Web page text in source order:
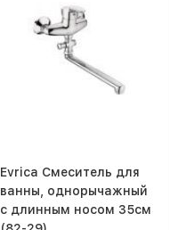
Evrica Смеситель для
ванны, однорычажный
с длинным носом 35см